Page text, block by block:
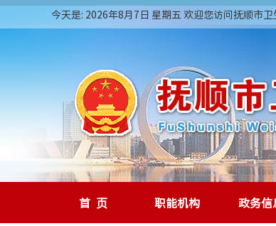
今天是: 2026年8月7日 星期五 欢迎您访问抚顺市
首页 职能机构 政务信